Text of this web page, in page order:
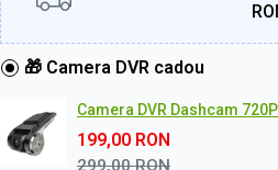
🎁 Camera DVR cadou
Camera DVR Dashcam
199,00 RON
299,00RON